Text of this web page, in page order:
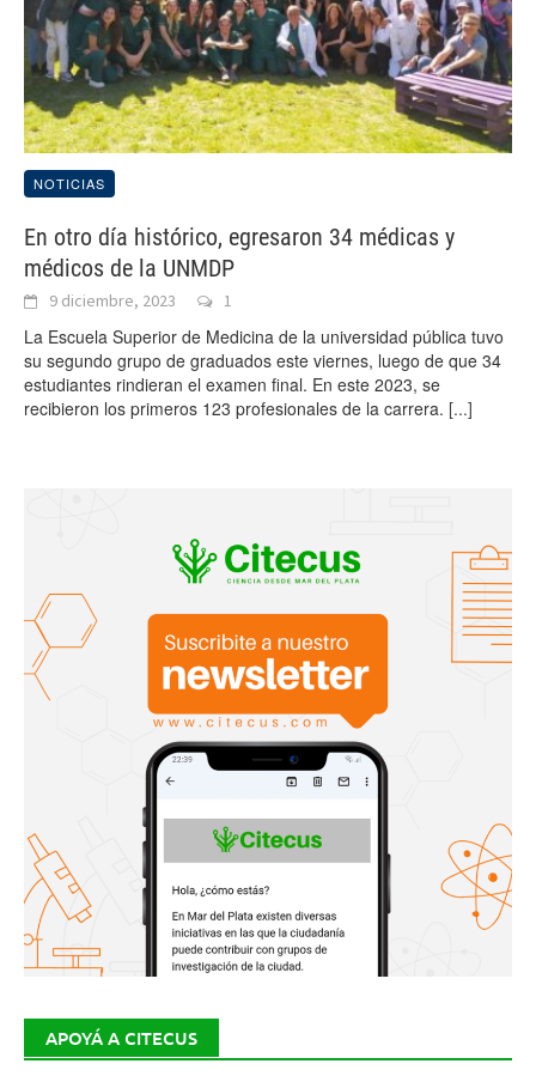
NOTICIAS
En otro día histórico, egresaron 34 médicas y
médicos de la UNMDP
9 diciembre, 2023 1
La Escuela Superior de Medicina de la universidad pública tuvo
su segundo grupo de graduados este viernes, luego de que 34
estudiantes rindieran el examen final. En este 2023, se
recibieron los primeros 123 profesionales de la carrera. [...]
APOYÁ A CITECUS